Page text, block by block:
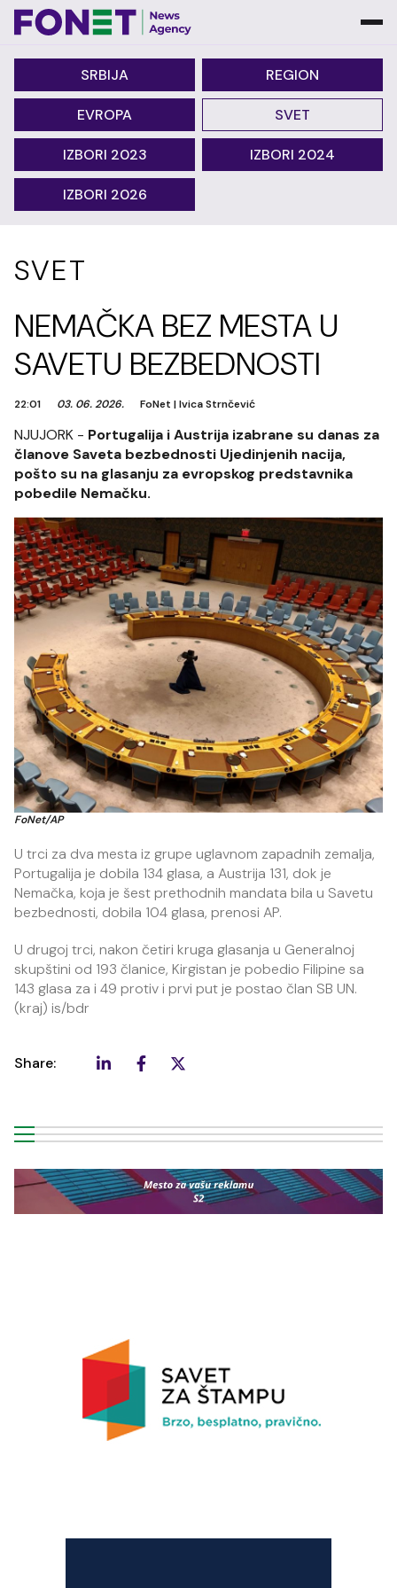
SRBIJA REGION
EVROPA SVET
IZBORI 2023 IZBORI 2024
IZBORI 2026
SVET
NEMAČKA BEZ MESTA U
SAVETU BEZBEDNOSTI
22:01 03. 06. 2026. FoNet |Ivica Strnčević
NJUJORK - Portugalija i Austrija izabrane su danas za
članove Saveta bezbednosti Ujedinjenih nacija,
pošto su na glasanju za evropskog predstavnika
pobedile Nemačku.
FoNet/AP
U trci za dva mesta iz grupe uglavnom zapadnih zemalja,
Portugalija je dobila 134 glasa, a Austrija 131, dok je
Nemačka, koja je šest prethodnih mandata bila u Savetu
bezbednosti, dobila 104 glasa, prenosi AP.
U drugoj trci, nakon četiri kruga glasanja u Generalnoj
skupštini od 193 članice, Kirgistan je pobedio Filipine sa
143 glasa za i 49 protiv i prvi put je postao član SB UN.
(kraj) is/bdr
Share: